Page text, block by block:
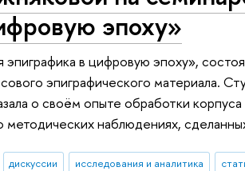
эпоху»
в цифровую эпоху»,
эпиграфического материала.
о своём опыте обработки
наблюдениях,
дискуссии исследования и аналитика